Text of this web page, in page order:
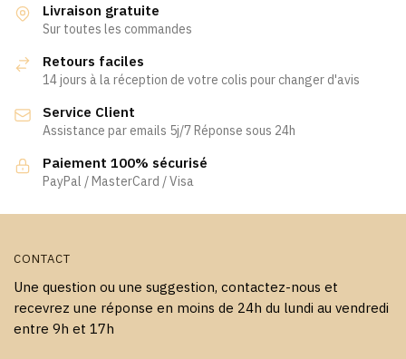
être
Livraison gratuite
Sur toutes les commandes
Retours faciles
14 jours à la réception de votre colis pour changer d'avis
Service Client
Assistance par emails 5j/7 Réponse sous 24h
Paiement 100% sécurisé
PayPal / MasterCard / Visa
CONTACT
Une question ou une suggestion, contactez-nous et
recevrez une réponse en moins de 24h du lundi au vendredi
entre 9h et 17h